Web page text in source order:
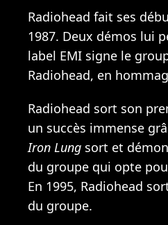
Radiohead fait ses
1987. Deux démos lui
label EMI signe le
Radiohead, en
Radiohead sort son
un succès immense
Iron Lung sort et
du groupe qui opte
En 1995, Radiohead
du groupe.